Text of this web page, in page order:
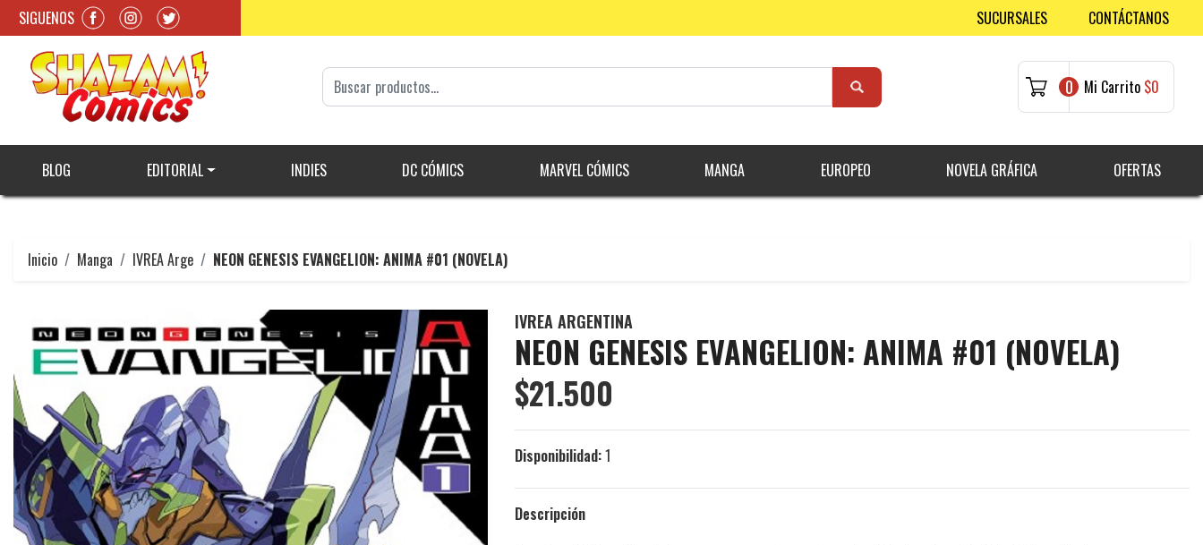
SIGUENOS SUCURSALES CONTÁCTANOS
0 Mi Carrito $0
BLOG EDITORIAL INDIES DC CÓMICS MARVEL CÓMICS MANGA EUROPEO NOVELA GRÁFICA OFERTAS
Inicio Manga IVREA Arge NEON GENESIS EVANGELION: ANIMA #01 (NOVELA)
IVREA ARGENTINA
NEON GENESIS EVANGELION: ANIMA #01 (NOVELA)
$21.500
Disponibilidad:1
Descripción